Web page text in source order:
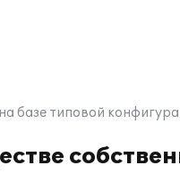
базе типовой